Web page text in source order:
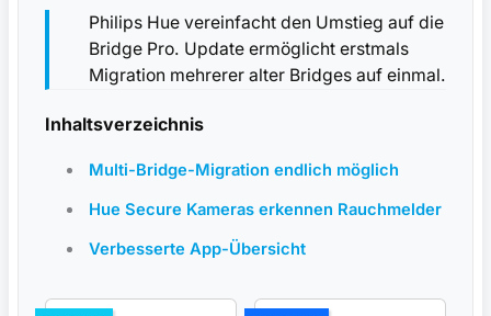
Philips Hue vereinfacht den Umstieg auf die
Bridge Pro. Update ermöglicht erstmals
Migration mehrerer alter Bridges auf einmal.
Inhaltsverzeichnis
Multi-Bridge-Migration endlich möglich
Hue Secure Kameras erkennen Rauchmelder
Verbesserte App-Übersicht